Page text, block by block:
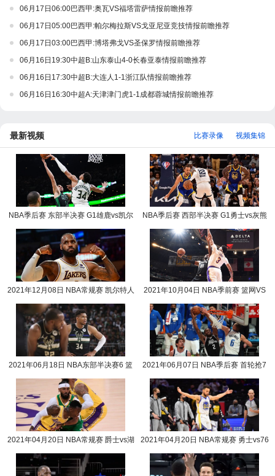
06月17日06:00巴西甲:奥瓦VS福塔雷萨情报前瞻推荐
06月17日05:00巴西甲:帕尔梅拉斯VS戈亚尼亚竞技情报前瞻推荐
06月17日03:00巴西甲:博塔弗戈VS圣保罗情报前瞻推荐
06月16日19:30中超B:山东泰山4-0长春亚泰情报前瞻推荐
06月16日17:30中超B:大连人1-1浙江队情报前瞻推荐
06月16日16:30中超A:天津津门虎1-1成都蓉城情报前瞻推荐
最新视频 视频集锦
比赛录像
NBA季后赛 东部半决赛 G1雄鹿vs凯尔
NBA季后赛 西部半决赛 G1勇士vs灰熊
2021年12月08日 NBA常规赛 凯尔特人
2021年10月04日 NBA季前赛 篮网VS
2021年06月18日 NBA东部半决赛6 篮
2021年06月07日 NBA季后赛 首轮抢7
2021年04月20日 NBA常规赛 爵士vs湖
2021年04月20日 NBA常规赛 勇士vs76